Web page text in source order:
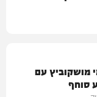
מושקוביץ עם
סוחף